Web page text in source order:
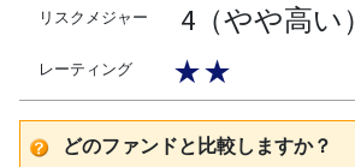
リスクメジャー 4（やや高い）
レーティング ★★
どのファンドと比較しますか？